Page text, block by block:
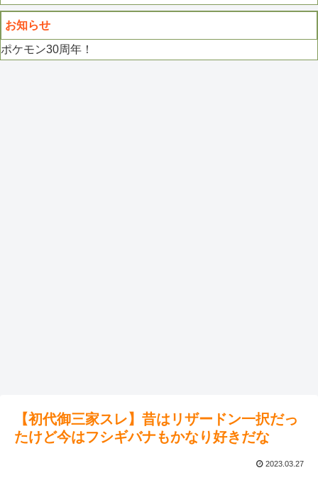
お知らせ
ポケモン30周年！
【初代御三家スレ】昔はリザードン一択だっ
たけど今はフシギバナもかなり好きだな
2023.03.27